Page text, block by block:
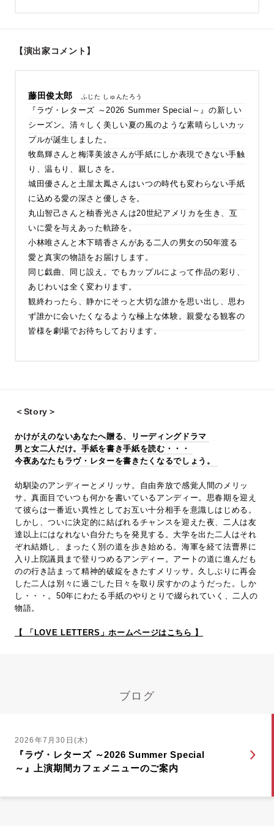
【演出家コメント】
藤田俊太郎 ふじた しゅんたろう
『ラヴ・レターズ ～2026 Summer Special～』の新しい
シーズン。清々しく美しい夏の風のような素晴らしいカッ
プルが誕生しました。
牧島輝さんと梅澤美波さんが手紙にしか表現できない手触
り、温もり、親しさを。
城田優さんと土屋太鳳さんはいつの時代も変わらない手紙
に込める愛の深さと優しさを。
丸山智己さんと柚香光さんは20世紀アメリカを生き、互
いに愛を与えあった軌跡を。
小林唯さんと木下晴香さんがある二人の男女の50年渡る
愛と真実の物語をお届けします。
同じ戯曲、同じ設え。でもカップルによって作品の彩り、
あじわいは全く変わります。
観終わったら、静かにそっと大切な誰かを思い出し、思わ
ず誰かに会いたくなるような極上な体験。親愛なる観客の
皆様を劇場でお待ちしております。
＜Story＞
かけがえのないあなたへ贈る、リーディングドラマ
男と女二人だけ。手紙を書き手紙を読む・・・
今夜あなたもラヴ・レターを書きたくなるでしょう。
幼馴染のアンディーとメリッサ。自由奔放で感覚人間のメリッ
サ。真面目でいつも何かを書いているアンディー。思春期を迎え
て彼らは一番近い異性としてお互い十分相手を意識しはじめる。
しかし、ついに決定的に結ばれるチャンスを迎えた夜、二人は友
達以上にはなれない自分たちを発見する。大学を出た二人はそれ
ぞれ結婚し、まったく別の道を歩き始める。海軍を経て法曹界に
入り上院議員まで登りつめるアンディー。アートの道に進んだも
のの行き詰まって精神的破綻をきたすメリッサ。久しぶりに再会
した二人は別々に過ごした日々を取り戻すかのようだった。しか
し・・・。50年にわたる手紙のやりとりで綴られていく、二人の
物語。
【 「LOVE LETTERS」ホームページはこちら 】
ブログ
2026年7月30日(木)
『ラヴ・レターズ ～2026 Summer Special
～』上演期間カフェメニューのご案内